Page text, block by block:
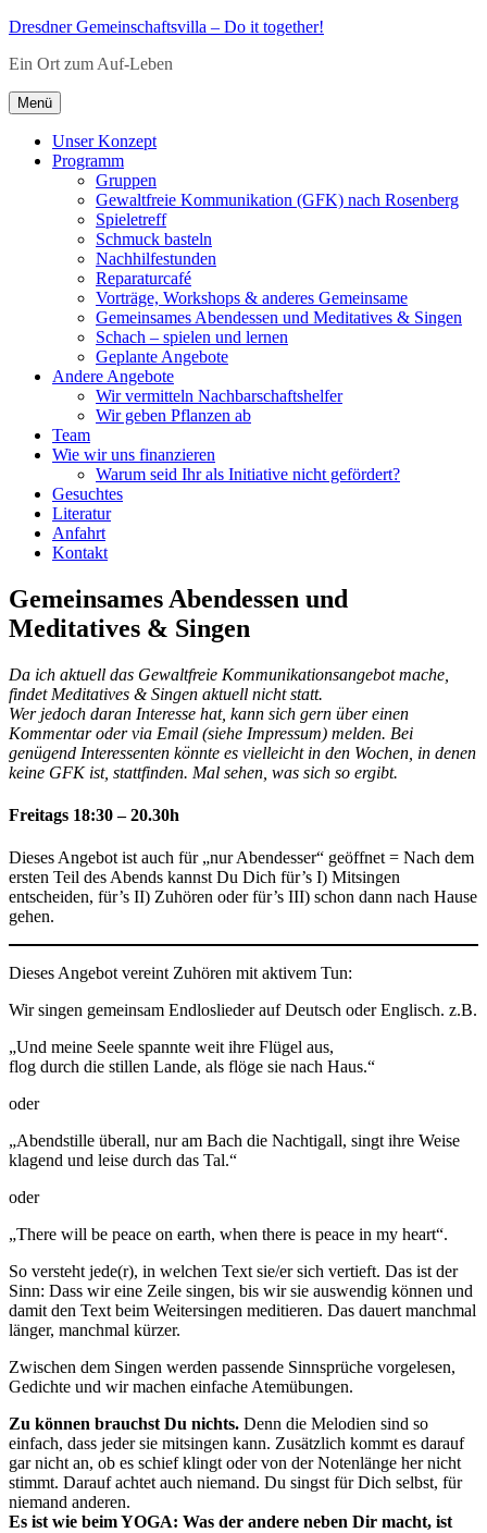
Zum
springen
Dresdner Gemeinschaftsvilla – Do it together!
Ein Ort zum Auf-Leben
Menü
Unser Konzept
Programm
Gruppen
Gewaltfreie Kommunikation (GFK) nach Rosenberg
Spieletreff
Schmuck basteln
Nachhilfestunden
Reparaturcafé
Vorträge, Workshops & anderes Gemeinsame
Gemeinsames Abendessen und Meditatives & Singen
Schach – spielen und lernen
Geplante Angebote
Andere Angebote
Wir vermitteln Nachbarschaftshelfer
Wir geben Pflanzen ab
Team
Wie wir uns finanzieren
Warum seid Ihr als Initiative nicht gefördert?
Gesuchtes
Literatur
Anfahrt
Kontakt
Gemeinsames Abendessen und
Meditatives & Singen
Da ich aktuell das Gewaltfreie Kommunikationsangebot mache,
findet Meditatives & Singen aktuell nicht statt.
Wer jedoch daran Interesse hat, kann sich gern über einen
Kommentar oder via Email (siehe Impressum) melden. Bei
genügend Interessenten könnte es vielleicht in den Wochen, in denen
keine GFK ist, stattfinden. Mal sehen, was sich so ergibt.
Freitags 18:30 – 20.30h
Dieses Angebot ist auch für „nur Abendesser“ geöffnet = Nach dem
ersten Teil des Abends kannst Du Dich für’s I) Mitsingen
entscheiden, für’s II) Zuhören oder für’s III) schon dann nach Hause
gehen.
Dieses Angebot vereint Zuhören mit aktivem Tun:
Wir singen gemeinsam Endloslieder auf Deutsch oder Englisch. z.B.
„Und meine Seele spannte weit ihre Flügel aus,
flog durch die stillen Lande, als flöge sie nach Haus.“
oder
„Abendstille überall, nur am Bach die Nachtigall, singt ihre Weise
klagend und leise durch das Tal.“
oder
„There will be peace on earth, when there is peace in my heart“.
So versteht jede(r), in welchen Text sie/er sich vertieft. Das ist der
Sinn: Dass wir eine Zeile singen, bis wir sie auswendig können und
damit den Text beim Weitersingen meditieren. Das dauert manchmal
länger, manchmal kürzer.
Zwischen dem Singen werden passende Sinnsprüche vorgelesen,
Gedichte und wir machen einfache Atemübungen.
Zu können brauchst Du nichts. Denn die Melodien sind so
einfach, dass jeder sie mitsingen kann. Zusätzlich kommt es darauf
gar nicht an, ob es schief klingt oder von der Notenlänge her nicht
stimmt. Darauf achtet auch niemand. Du singst für Dich selbst, für
niemand anderen.
Es ist wie beim YOGA: Was der andere neben Dir macht, ist